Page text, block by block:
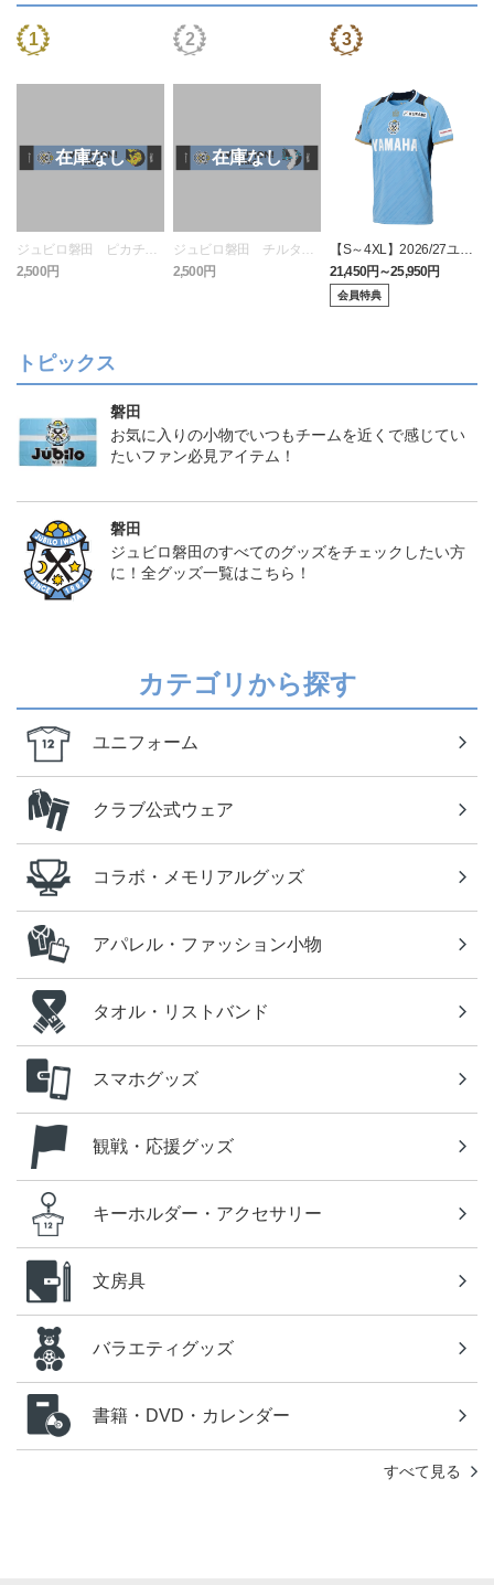
ジュビロ磐田 ピカチュ
ウ タオルマフラー
2,500円
ジュビロ磐田 チルタリ
ス タオルマフラー
2,500円
【S～4XL】2026/27ユニ
フォーム オーセンティッ
クモデル:FP1st
21,450円～25,950円
会員特典
トピックス
磐田
お気に入りの小物でいつもチームを近くで感じてい
たいファン必見アイテム！
磐田
ジュビロ磐田のすべてのグッズをチェックしたい方
に！全グッズ一覧はこちら！
カテゴリから探す
ユニフォーム
クラブ公式ウェア
コラボ・メモリアルグッズ
アパレル・ファッション小物
タオル・リストバンド
スマホグッズ
観戦・応援グッズ
キーホルダー・アクセサリー
文房具
バラエティグッズ
書籍・DVD・カレンダー
すべて見る